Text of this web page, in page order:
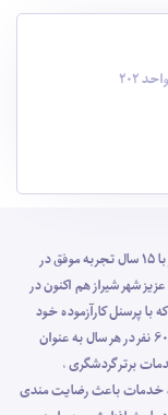
202
شرکت خدمات گردشگری و مسافرت هوایی شناسا گشت شیراز با 15 سال تجربه موفق در
شهر شیراز هم اکنون در
با پرسنل کارآزموده خود
طی 10 سال اخیر با برگزاری تور های شیراز گردی برای بیش از 6000 نفر در هر سال به عنوان
برتر گردشگری ،
خدمات باعث رضایت مندی